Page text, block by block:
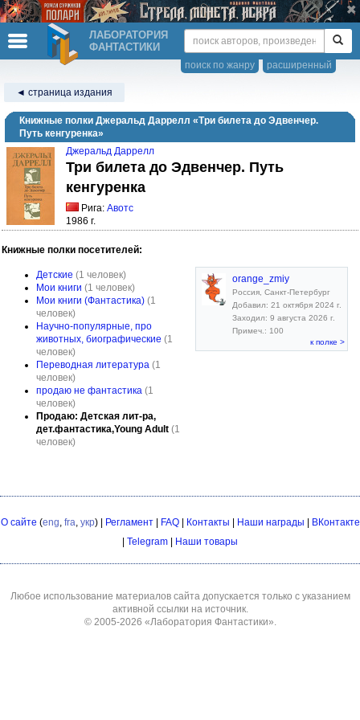
ЛАБОРАТОРИЯ
ФАНТАСТИКИ
расширенный
поиск по жанру
◄ страница издания
Книжные полки Джеральд Даррелл «Три билета до Эдвенчер.
Путь кенгуренка»
Джеральд Даррелл
Три билета до Эдвенчер. Путь
кенгуренка
Рига: Авотс
1986 г.
Книжные полки посетителей:
Детские (1 человек)
Мои книги (1 человек)
Мои книги (Фантастика) (1
человек)
Научно-популярные, про
животных, биографические (1
человек)
Переводная литература (1
человек)
продаю не фантастика (1
человек)
Продаю: Детская лит-ра,
дет.фантастика,Young Adult (1
человек)
orange_zmiy
Россия, Санкт-Петербург
Добавил: 21 октября 2024 г.
Заходил: 9 августа 2026 г.
Примеч.: 100
к полке >
О сайте (eng, fra, укр) | Регламент| FAQ| Контакты Наши награды
ВКонтакте
Telegram Наши товары
Любое использование материалов сайта допускается только с указанием
активной ссылки на источник.
© 2005-2026 «Лаборатория Фантастики».